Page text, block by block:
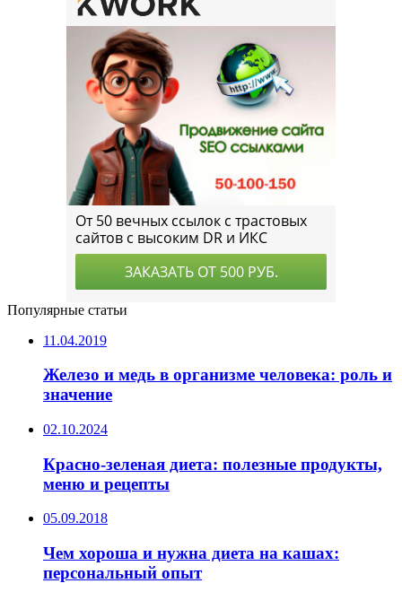
Популярные статьи
11.04.2019
Железо и медь в организме человека: роль и
значение
02.10.2024
Красно-зеленая диета: полезные продукты,
меню и рецепты
05.09.2018
Чем хороша и нужна диета на кашах:
персональный опыт